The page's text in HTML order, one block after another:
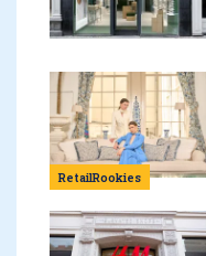
RetailRookies